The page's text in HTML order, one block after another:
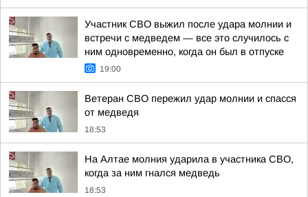
Участник СВО выжил после удара молнии и
встречи с медведем — все это случилось с
ним одновременно, когда он был в отпуске
19:00
Ветеран СВО пережил удар молнии и спасся
от медведя
18:53
На Алтае молния ударила в участника СВО,
когда за ним гнался медведь
18:53